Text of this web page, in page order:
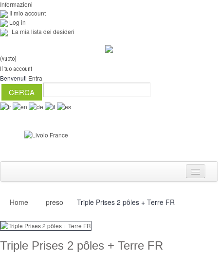
Informazioni
Il mio account
Log in
La mia lista dei desideri
(vuoto)
Il tuo account
Benvenuti Entra
Interruttori
Dimmer
2 modi
Home preso Triple Prises 2 pôles + Terre FR
Triple Prises 2 pôles + Terre FR